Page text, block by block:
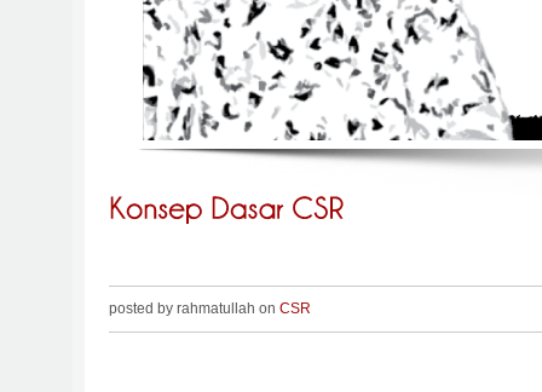
posted by rahmatullah on CSR